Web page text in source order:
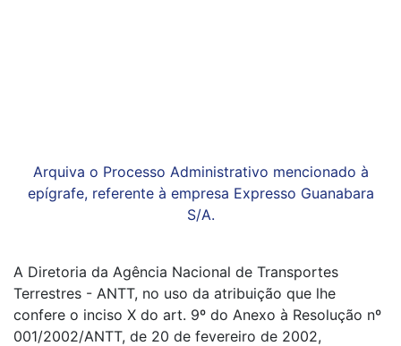
Arquiva o Processo Administrativo mencionado à
epígrafe, referente à empresa Expresso Guanabara
S/A.
A Diretoria da Agência Nacional de Transportes
Terrestres - ANTT, no uso da atribuição que lhe
confere o inciso X do art. 9º do Anexo à Resolução nº
001/2002/ANTT, de 20 de fevereiro de 2002,